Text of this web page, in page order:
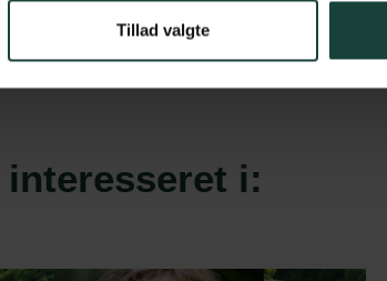
Tillad valgte
i: